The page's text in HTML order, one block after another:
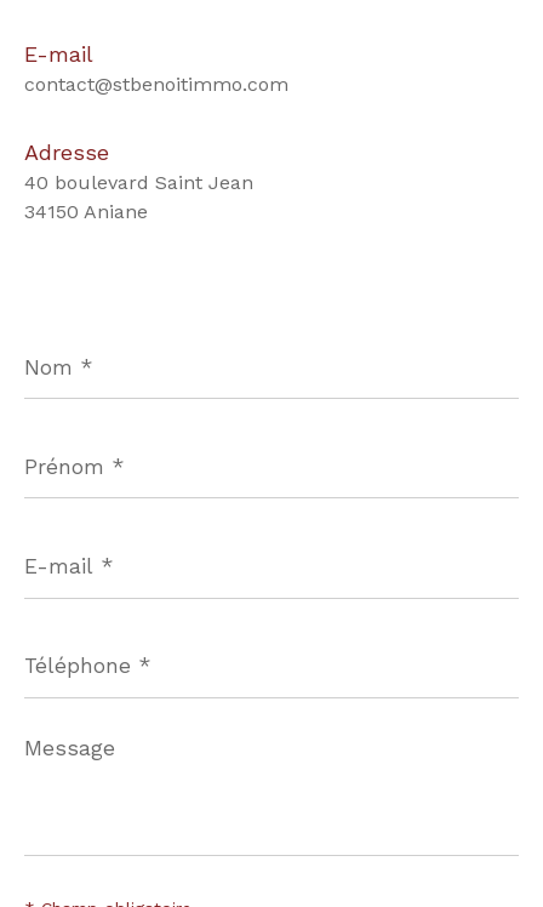
E-mail
contact@stbenoitimmo.com
Adresse
40 boulevard Saint Jean
34150 Aniane
*
*
mail
*
*
Message
*